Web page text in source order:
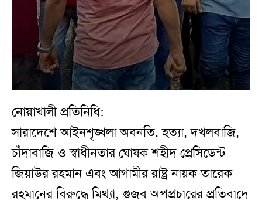
নোয়াখালী প্রতিনিধি:
সারাদেশে আইনশৃঙ্খলা অবনতি, হত্যা, দখলবাজি,
চাঁদাবাজি ও স্বাধীনতার ঘোষক শহীদ প্রেসিডেন্ট
জিয়াউর রহমান এবং আগামীর রাষ্ট্র নায়ক তারেক
রহমানের বিরুদ্ধে মিথ্যা, গুজব অপপ্রচারের প্রতিবাদে